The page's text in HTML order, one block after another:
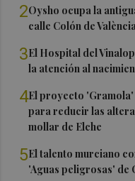
2Oysho ocupa la
calle Colón de València
3El Hospital del
la atención al
4El proyecto 'Gramola'
para reducir las
mollar de Elche
5El talento murciano
'Aguas peligrosas' de